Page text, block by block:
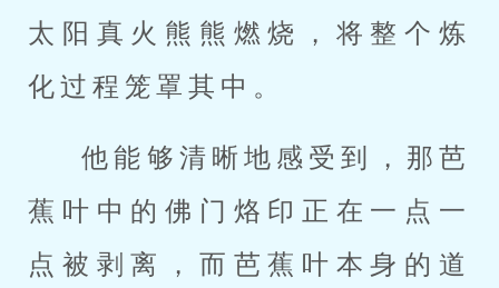
太阳真火熊熊燃烧，将整个炼
化过程笼罩其中。
他能够清晰地感受到，那芭
蕉叶中的佛门烙印正在一点一
点被剥离，而芭蕉叶本身的道